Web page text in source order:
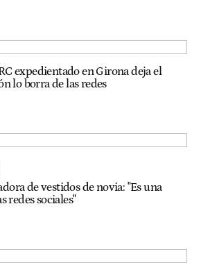
expedientado en Girona deja el
lo borra de las redes
de vestidos de novia: "Es una
redes sociales"